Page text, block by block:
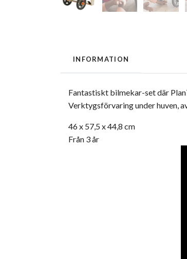
INFORMATION
Fantastiskt bilmekar-set där
Verktygsförvaring under huven,
46 x 57,5 x 44,8 cm
Från 3 år